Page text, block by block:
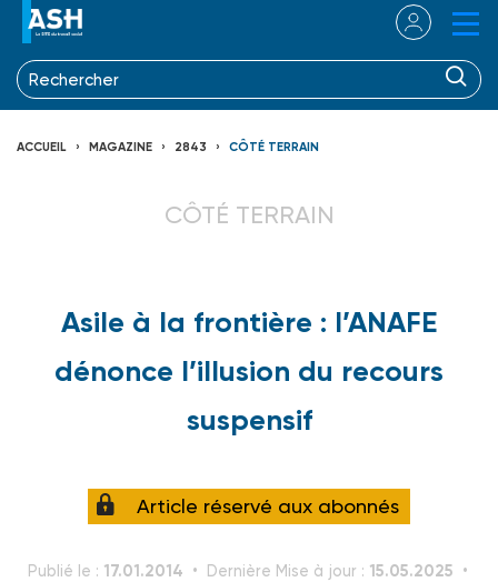
ACCUEIL MAGAZINE 2843 CÔTÉ TERRAIN
CÔTÉ TERRAIN
Asile à la frontière : l’ANAFE
dénonce l’illusion du recours
suspensif
Article réservé aux abonnés
Publié le : 17.01.2014 Dernière Mise à jour : 15.05.2025